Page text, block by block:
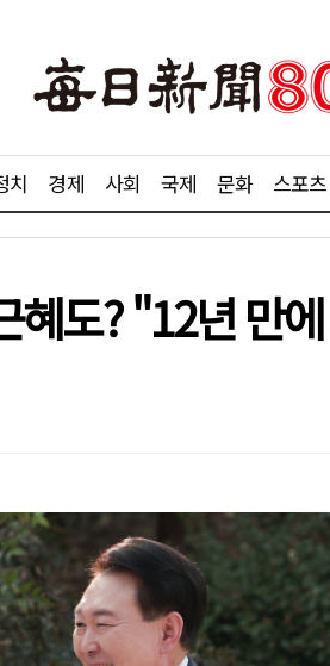
치 경제 사회 국제 문화 스포츠
도? "12년 만